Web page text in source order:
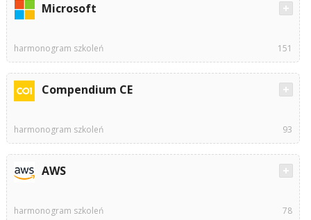
Microsoft
harmonogram szkoleń 151
Compendium CE
harmonogram szkoleń 93
AWS
harmonogram szkoleń 78